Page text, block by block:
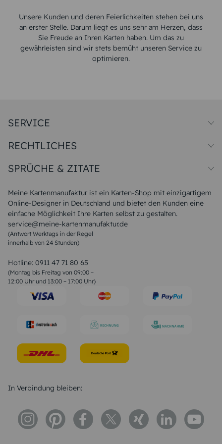
Unsere Kunden und deren Feierlichkeiten stehen bei uns
an erster Stelle. Darum liegt es uns sehr am Herzen, dass
Sie Freude an Ihren Karten haben. Um das zu
gewährleisten sind wir stets bemüht unseren Service zu
optimieren.
Meine Kartenmanufaktur ist ein Karten-Shop mit einzigartigem
Online-Designer in Deutschland und bietet den Kunden eine
einfache Möglichkeit Ihre Karten selbst zu gestalten.
service@meine-kartenmanufaktur.de
(Antwort Werktags in der Regel
innerhalb von 24 Stunden)
Hotline: 0911 47 71 80 65
(Montag bis Freitag von 09:00 –
12:00 Uhr und 13:00 – 17:00 Uhr)
SERVICE
Papiersorten
Unsere Produktion
Magazin
FAQ
RECHTLICHES
Widerrufsbelehrung
SPRÜCHE & ZITATE
Liebeskummer Sprüche
Sommer Sprüche
Muttertagssprüche
Sprüche zur Hochzeit
Sprüche zur Konfirmation & Kommunion
Weihnachtsgedichte
Liebessprüche
Geburtstagssprüche
Trauersprüche
Konfirmation Glückwünsche
In Verbindung bleiben: